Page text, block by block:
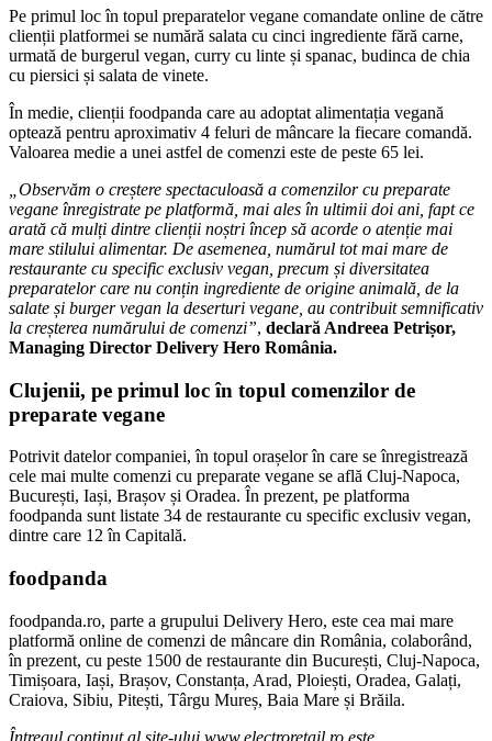
Pe primul loc în topul preparatelor vegane comandate online de către
clienții platformei se numără salata cu cinci ingrediente fără carne,
urmată de burgerul vegan, curry cu linte și spanac, budinca de chia
cu piersici și salata de vinete.
În medie, clienții foodpanda care au adoptat alimentația vegană
optează pentru aproximativ 4 feluri de mâncare la fiecare comandă.
Valoarea medie a unei astfel de comenzi este de peste 65 lei.
„Observăm o creștere spectaculoasă a comenzilor cu preparate
vegane înregistrate pe platformă, mai ales în ultimii doi ani, fapt ce
arată că mulți dintre clienții noștri încep să acorde o atenție mai
mare stilului alimentar. De asemenea, numărul tot mai mare de
restaurante cu specific exclusiv vegan, precum și diversitatea
preparatelor care nu conțin ingrediente de origine animală, de la
salate și burger vegan la deserturi vegane, au contribuit semnificativ
la creșterea numărului de comenzi”, declară Andreea Petrișor,
Managing Director Delivery Hero România.
Clujenii, pe primul loc în topul comenzilor de
preparate vegane
Potrivit datelor companiei, în topul orașelor în care se înregistrează
cele mai multe comenzi cu preparate vegane se află Cluj-Napoca,
București, Iași, Brașov și Oradea. În prezent, pe platforma
foodpanda sunt listate 34 de restaurante cu specific exclusiv vegan,
dintre care 12 în Capitală.
foodpanda
foodpanda.ro, parte a grupului Delivery Hero, este cea mai mare
platformă online de comenzi de mâncare din România, colaborând,
în prezent, cu peste 1500 de restaurante din București, Cluj-Napoca,
Timișoara, Iași, Brașov, Constanța, Arad, Ploiești, Oradea, Galați,
Craiova, Sibiu, Pitești, Târgu Mureș, Baia Mare și Brăila.
Întregul conținut al site-ului www.electroretail.ro este